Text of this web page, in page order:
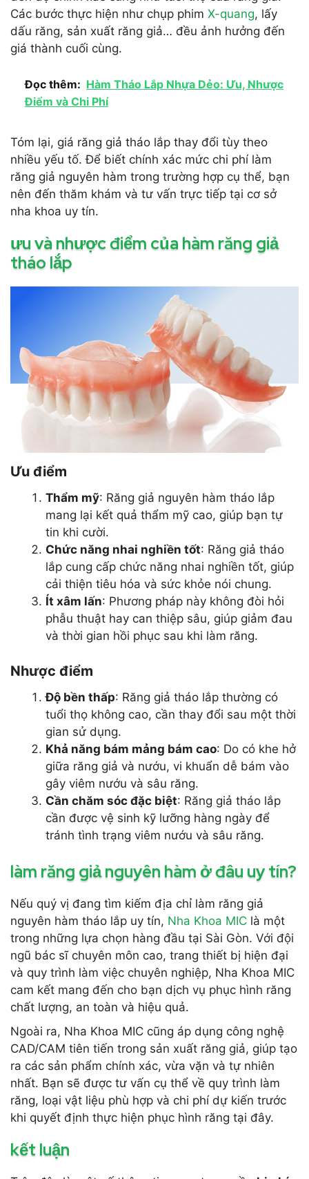
Các bước thực hiện như chụp phim X-quang, lấy
dấu răng, sản xuất răng giả… đều ảnh hưởng đến
giá thành cuối cùng.
Đọc thêm: Hàm Tháo Lắp Nhựa Dẻo: Ưu, Nhược
Điểm và Chi Phí
Tóm lại, giá răng giả tháo lắp thay đổi tùy theo
nhiều yếu tố. Để biết chính xác mức chi phí làm
răng giả nguyên hàm trong trường hợp cụ thể, bạn
nên đến thăm khám và tư vấn trực tiếp tại cơ sở
nha khoa uy tín.
ưu và nhược điểm của hàm răng giả
tháo lắp
Ưu điểm
Thẩm mỹ: Răng giả nguyên hàm tháo lắp
mang lại kết quả thẩm mỹ cao, giúp bạn tự
tin khi cười.
Chức năng nhai nghiền tốt: Răng giả tháo
lắp cung cấp chức năng nhai nghiền tốt, giúp
cải thiện tiêu hóa và sức khỏe nói chung.
Ít xâm lấn: Phương pháp này không đòi hỏi
phẫu thuật hay can thiệp sâu, giúp giảm đau
và thời gian hồi phục sau khi làm răng.
Nhược điểm
Độ bền thấp: Răng giả tháo lắp thường có
tuổi thọ không cao, cần thay đổi sau một thời
gian sử dụng.
Khả năng bám mảng bám cao: Do có khe hở
giữa răng giả và nướu, vi khuẩn dễ bám vào
gây viêm nướu và sâu răng.
Cần chăm sóc đặc biệt: Răng giả tháo lắp
cần được vệ sinh kỹ lưỡng hàng ngày để
tránh tình trạng viêm nướu và sâu răng.
làm răng giả nguyên hàm ở đâu uy tín?
Nếu quý vị đang tìm kiếm địa chỉ làm răng giả
nguyên hàm tháo lắp uy tín, Nha Khoa MIC là một
trong những lựa chọn hàng đầu tại Sài Gòn. Với đội
ngũ bác sĩ chuyên môn cao, trang thiết bị hiện đại
và quy trình làm việc chuyên nghiệp, Nha Khoa MIC
cam kết mang đến cho bạn dịch vụ phục hình răng
chất lượng, an toàn và hiệu quả.
Ngoài ra, Nha Khoa MIC cũng áp dụng công nghệ
CAD/CAM tiên tiến trong sản xuất răng giả, giúp tạo
ra các sản phẩm chính xác, vừa vặn và tự nhiên
nhất. Bạn sẽ được tư vấn cụ thể về quy trình làm
răng, loại vật liệu phù hợp và chi phí dự kiến trước
khi quyết định thực hiện phục hình răng tại đây.
kết luận